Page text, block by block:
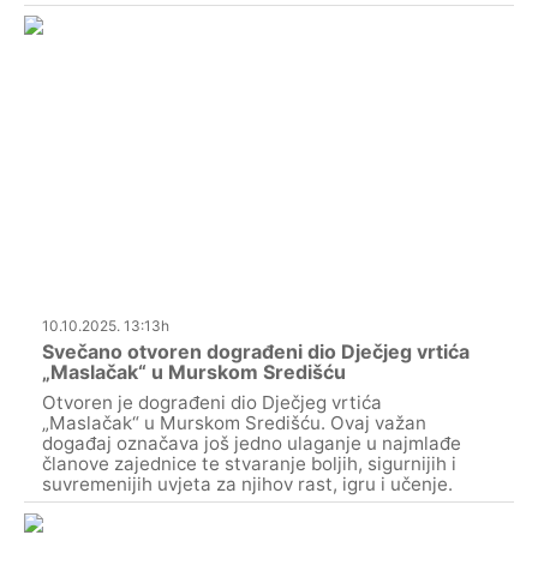
10.10.2025. 13:13h
Svečano otvoren dograđeni dio Dječjeg vrtića
„Maslačak“ u Murskom Središću
Otvoren je dograđeni dio Dječjeg vrtića
„Maslačak“ u Murskom Središću. Ovaj važan
događaj označava još jedno ulaganje u najmlađe
članove zajednice te stvaranje boljih, sigurnijih i
suvremenijih uvjeta za njihov rast, igru i učenje.